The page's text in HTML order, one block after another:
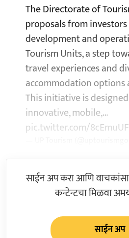
The Directorate of
proposals from
development and
Tourism Units, a step
travel experiences and
accommodation options
This initiative is
innovative, mobile,…
pic.twitter.com/
साईन अप करा आणि
कन्टेन्टचा मिळवा
साईन अप